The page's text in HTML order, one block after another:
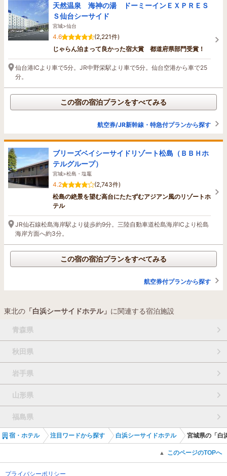
天然温泉 海神の湯 ドーミーインＥＸＰＲＥＳ
Ｓ仙台シーサイド
宮城>仙台
4.6
(2,221件)
じゃらん泊まって良かった宿大賞 都道府県部門受賞！
仙台港ICより車で5分。JR中野栄駅より車で5分。仙台空港から車で25
分。
この宿の宿泊プランをすべてみる
航空券/JR新幹線・特急付プランから探す
ブリーズベイシーサイドリゾート松島（ＢＢＨホ
テルグループ）
宮城>松島・塩竈
4.2
(2,743件)
松島の絶景を望む高台にたたずむアジアン風のリゾートホ
テル
JR仙石線松島海岸駅より徒歩約9分。三陸自動車道松島海岸ICより松島
海岸方面へ約3分。
この宿の宿泊プランをすべてみる
航空券付プランから探す
東北の 「白浜シーサイドホテル」 に関連する宿泊施設
青森県
秋田県
岩手県
山形県
福島県
宿・ホテル 注目ワードから探す 白浜シーサイドホテル 宮城県の「白
▲ このページのTOPへ
プライバシーポリシー